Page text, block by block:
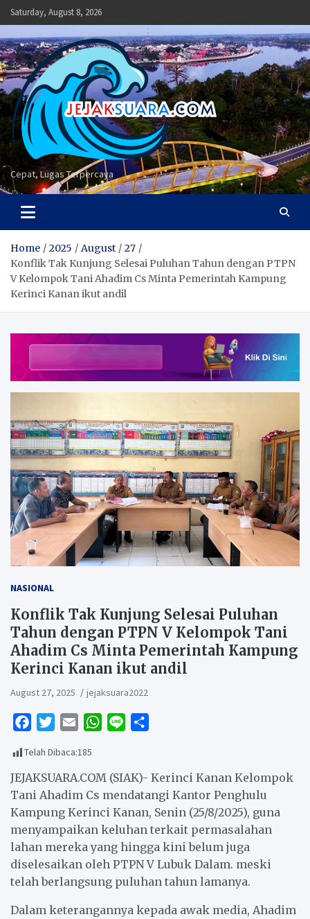
Skip
to
content
Saturday, August 8, 2026
Cepat, Lugas Terpercaya
Home 2025 August
27
Konflik Tak Kunjung Selesai Puluhan Tahun dengan PTPN
V Kelompok Tani Ahadim Cs Minta Pemerintah Kampung
Kerinci Kanan ikut andil
NASIONAL
Konflik Tak Kunjung Selesai Puluhan
Tahun dengan PTPN V Kelompok Tani
Ahadim Cs Minta Pemerintah Kampung
Kerinci Kanan ikut andil
August 27, 2025 jejaksuara2022
c
e
b
o
o
k
i
t
t
e
r
a
i
l
W
t
s
A
p
p
e
r
e
Telah Dibaca:185
JEJAKSUARA.COM (SIAK)- Kerinci Kanan Kelompok
Tani Ahadim Cs mendatangi Kantor Penghulu
Kampung Kerinci Kanan, Senin (25/8/2025), guna
menyampaikan keluhan terkait permasalahan
lahan mereka yang hingga kini belum juga
diselesaikan oleh PTPN V Lubuk Dalam. meski
telah berlangsung puluhan tahun lamanya.
Dalam keterangannya kepada awak media, Ahadim